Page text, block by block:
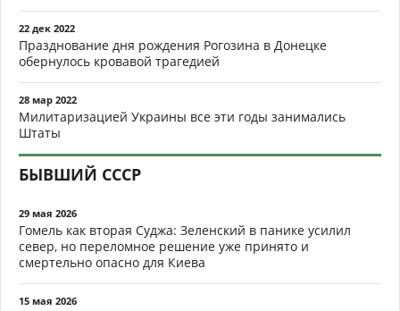
22 дек 2022
Празднование дня рождения Рогозина в Донецке
обернулось кровавой трагедией
28 мар 2022
Милитаризацией Украины все эти годы занимались
Штаты
БЫВШИЙ СССР
29 мая 2026
Гомель как вторая Суджа: Зеленский в панике усилил
север, но переломное решение уже принято и
смертельно опасно для Киева
15 мая 2026